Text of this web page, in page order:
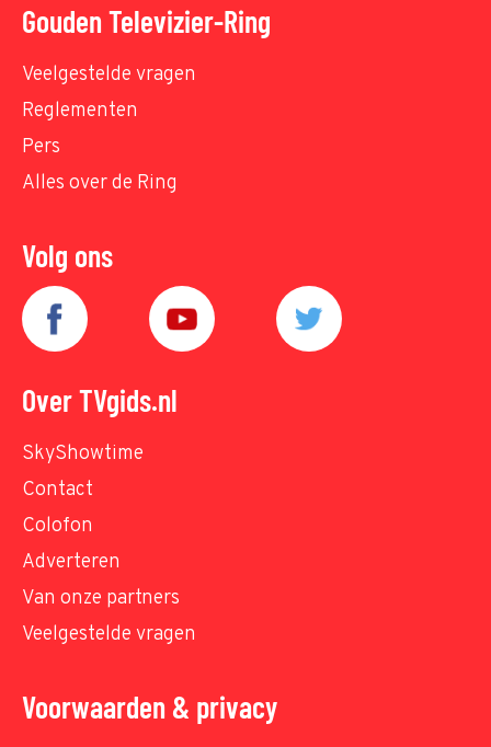
Gouden Televizier-Ring
Veelgestelde vragen
Reglementen
Pers
Alles over de Ring
Volg ons
Over TVgids.nl
SkyShowtime
Contact
Colofon
Adverteren
Van onze partners
Veelgestelde vragen
Voorwaarden & privacy